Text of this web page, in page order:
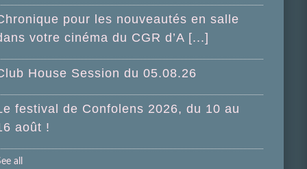
pour les nouveautés en salle
votre cinéma du CGR d’A [...]
House Session du 05.08.26
festival de Confolens 2026, du 10 au
août !
all